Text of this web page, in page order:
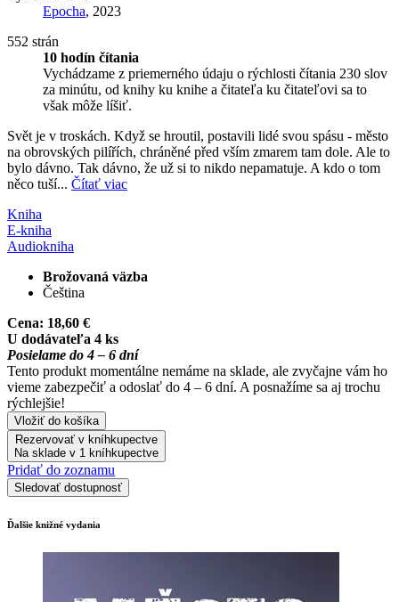
Epocha, 2023
552 strán
10 hodín čítania
Vychádzame z priemerného údaju o rýchlosti čítania 230 slov
za minútu, od knihy ku knihe a čitateľa ku čitateľovi sa to
však môže líšiť.
Svět je v troskách. Když se hroutil, postavili lidé svou spásu - město
na obrovských pilířích, chráněné před vším zmarem tam dole. Ale to
bylo dávno. Tak dávno, že už si to nikdo nepamatuje. A kdo o tom
něco tuší... Čítať viac
Kniha
E-kniha
Audiokniha
Brožovaná väzba
Čeština
Cena: 18,60 €
U dodávateľa 4 ks
Posielame do 4 – 6 dní
Tento produkt momentálne nemáme na sklade, ale zvyčajne vám ho
vieme zabezpečiť a odoslať do 4 – 6 dní. A posnažíme sa aj trochu
rýchlejšie!
Vložiť do košíka
Rezervovať v kníhkupectve
Na sklade v 1 kníhkupectve
Pridať do zoznamu
Sledovať dostupnosť
Ďalšie knižné vydania